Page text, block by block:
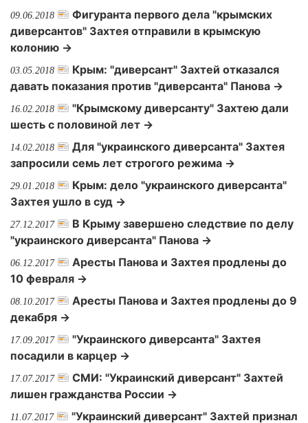
09.06.2018
Фигуранта первого дела "крымских
диверсантов" Захтея отправили в крымскую
колонию →
03.05.2018
Крым: "диверсант" Захтей отказался
давать показания против "диверсанта" Панова →
16.02.2018
"Крымскому диверсанту" Захтею дали
шесть с половиной лет →
14.02.2018
Для "украинского диверсанта" Захтея
запросили семь лет строгого режима →
29.01.2018
Крым: дело "украинского диверсанта"
Захтея ушло в суд →
27.12.2017
В Крыму завершено следствие по делу
"украинского диверсанта" Панова →
06.12.2017
Аресты Панова и Захтея продлены до
10 февраля →
08.10.2017
Аресты Панова и Захтея продлены до 9
декабря →
17.09.2017
"Украинского диверсанта" Захтея
посадили в карцер →
17.07.2017
СМИ: "Украинский диверсант" Захтей
лишен гражданства России →
11.07.2017
"Украинский диверсант" Захтей признал